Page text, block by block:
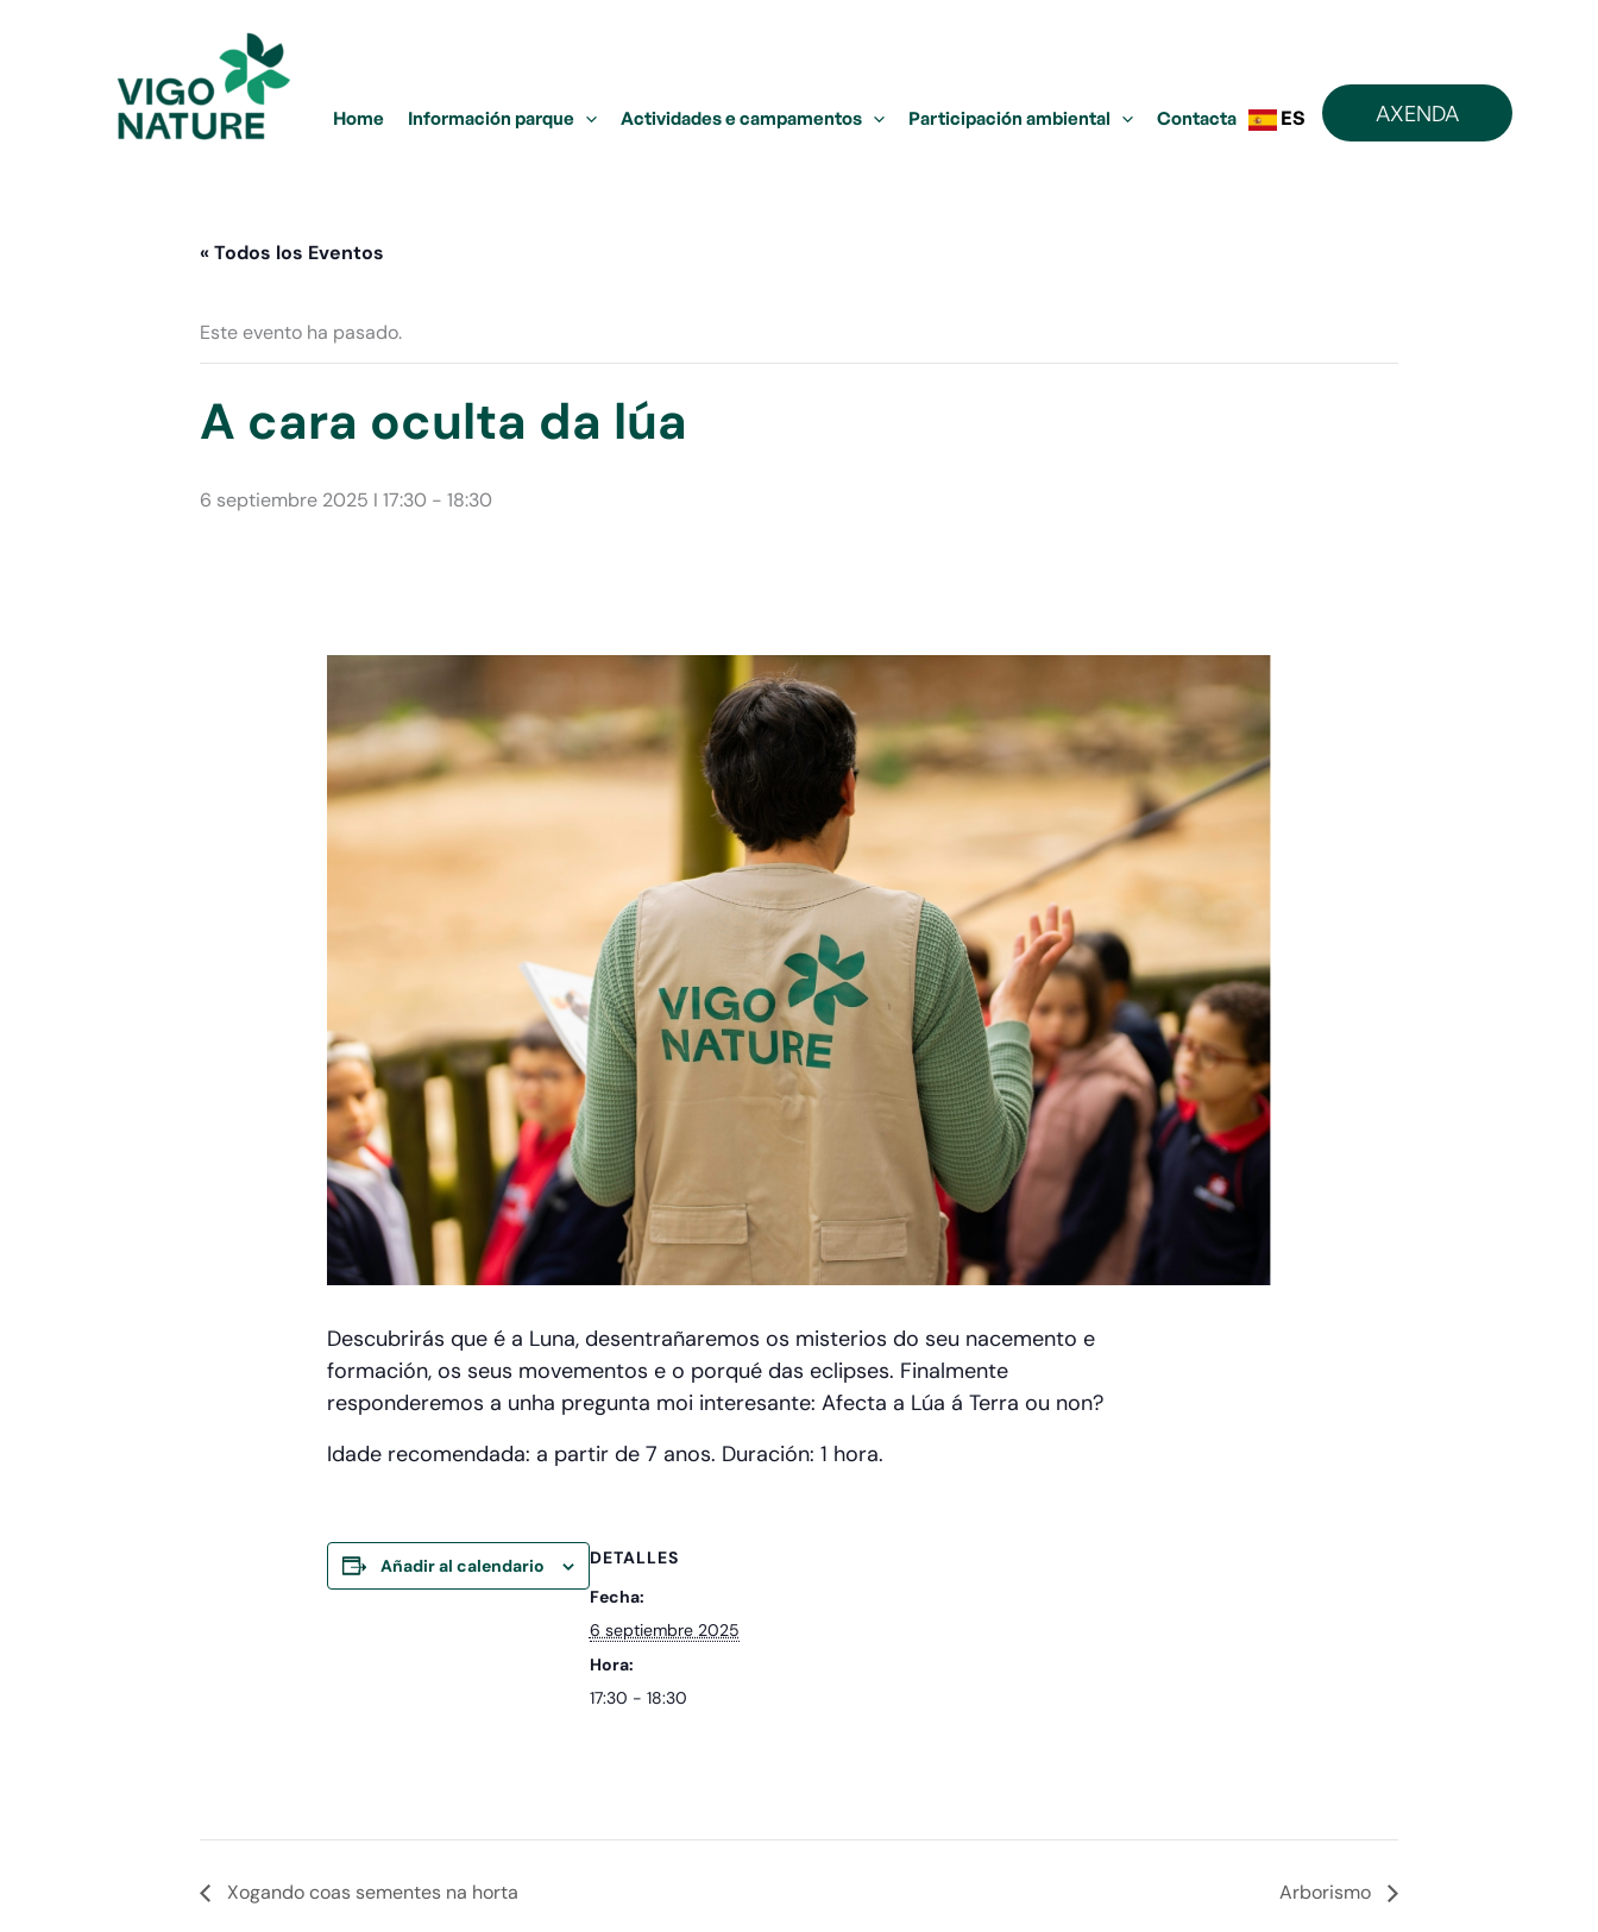
Home Información parque Actividades e campamentos Participación ambiental Contacta ES AXENDA
« Todos los Eventos
Este evento ha pasado.
A cara oculta da lúa
6 septiembre 2025 I 17:30 - 18:30
Descubrirás que é a Luna, desentrañaremos os misterios do seu nacemento e
formación, os seus movementos e o porqué das eclipses. Finalmente
responderemos a unha pregunta moi interesante: Afecta a Lúa á Terra ou non?
Idade recomendada: a partir de 7 anos. Duración: 1 hora.
Añadir al calendario
DETALLES
Fecha:
6 septiembre 2025
Hora:
17:30 - 18:30
Xogando coas sementes na horta Arborismo